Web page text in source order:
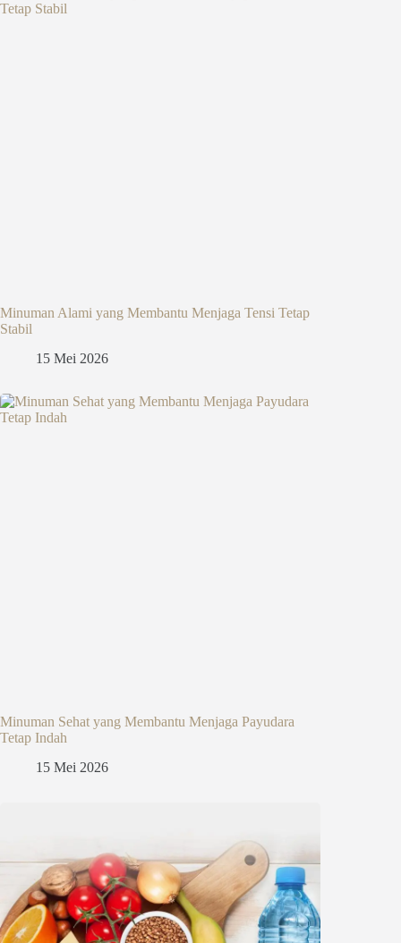
Minuman Alami yang Membantu Menjaga Tensi Tetap
Stabil
15 Mei 2026
Minuman Sehat yang Membantu Menjaga Payudara
Tetap Indah
15 Mei 2026